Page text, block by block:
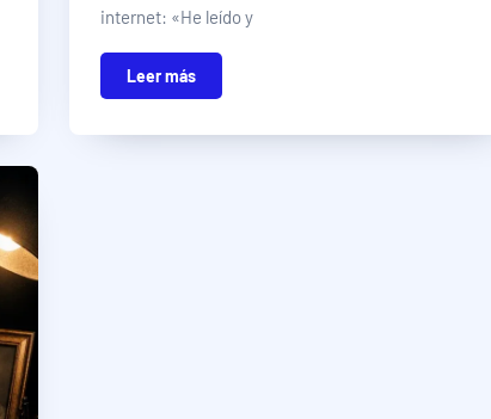
internet: «He leído y
Leer más